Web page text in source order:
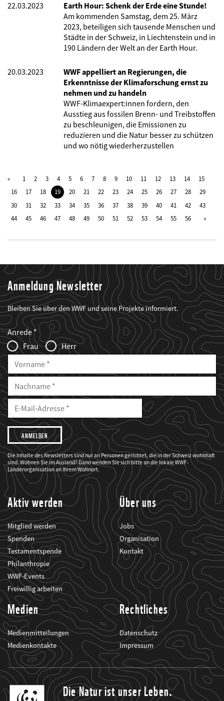
22.03.2023
Earth Hour: Schenk der Erde eine Stunde!
Am kommenden Samstag, dem 25. März
2023, beteiligen sich tausende Menschen und
Städte in der Schweiz, in Liechtenstein und in
190 Ländern der Welt an der Earth Hour.
20.03.2023
WWF appelliert an Regierungen, die
Erkenntnisse der Klimaforschung ernst zu
nehmen und zu handeln
WWF-Klimaexpert:innen fordern, den
Ausstieg aus fossilen Brenn- und Treibstoffen
zu beschleunigen, die Emissionen zu
reduzieren und die Natur besser zu schützen
und wo nötig wiederherzustellen
1 2 3 4 5 6 7 8 9 10 11 12 13 14
15
16
17 18 19 20 21 22 23 24 25 26 27 28
29
30
31 32 33 34 35 36 37 38 39 40 41 42
43
44
45 46 47 48 49 50 51 52 53 54 55 56
Anmeldung Newsletter
Bleiben Sie über den WWF und seine Projekte informiert.
Web2Case
Infofelder
Fieldset
anrede_name
Anrede
Frau
Herr
Vorname
Nachname
E-
Mailadresse
E-
Adresse
Ich
möchte,
dass
der
WWF
mich
über
seine
Projekte
informiert.
Die Inhalte des Newsletters sind nur an Personen gerichtet, die in der Schweiz wohnhaft
sind. Wohnen Sie im Ausland? Dann wenden Sie sich bitte an die lokale WWF-
Länderorganisation an Ihrem Wohnort.
Aktiv werden
Mitglied werden
Spenden
Testamentspende
Philanthropie
WWF-Events
Freiwillig arbeiten
Über uns
Jobs
Organisation
Kontakt
Medien
Medienmitteilungen
Medienkontakte
Rechtliches
Datenschutz
Impressum
Die Natur ist unser Leben.